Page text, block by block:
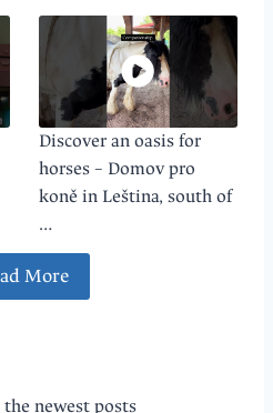
Discover an oasis for
horses – Domov pro
koně in Leština, south of
…
More
newest posts